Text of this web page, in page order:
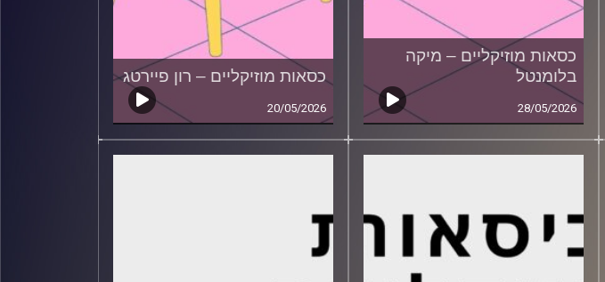
כסאות מוזיקליים – מיקה
בלומנטל
28/05/2026
כסאות מוזיקליים – רון פיירטג
20/05/2026